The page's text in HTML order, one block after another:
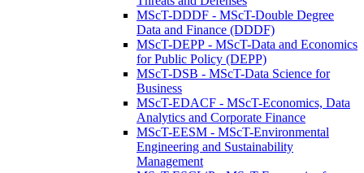
MScT-DDDF - MScT-Double Degree
Data and Finance (DDDF)
MScT-DEPP - MScT-Data and Economics
for Public Policy (DEPP)
MScT-DSB - MScT-Data Science for
Business
MScT-EDACF - MScT-Economics, Data
Analytics and Corporate Finance
MScT-EESM - MScT-Environmental
Engineering and Sustainability
Management